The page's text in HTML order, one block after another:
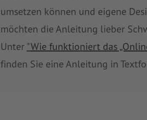
umsetzen können und eigene
möchten die Anleitung lieber
Unter "Wie funktioniert das
finden Sie eine Anleitung in